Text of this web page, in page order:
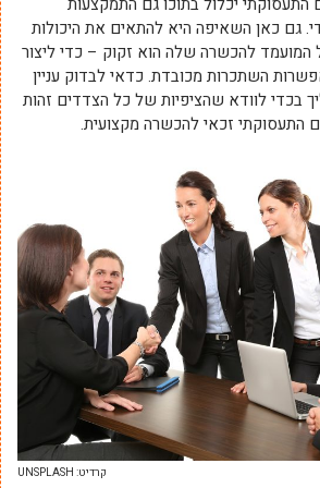
גם כאן השאיפה היא להתאים את היכולות
המועמד להכשרה שלה הוא זקוק – כדי ליצור
השתכרות מכובדת. כדאי לבדוק עניין
בכדי לוודא שהציפיות של כל הצדדים זהות
התעסוקתי זכאי להכשרה מקצועית.
קרדיט: UNSPLASH